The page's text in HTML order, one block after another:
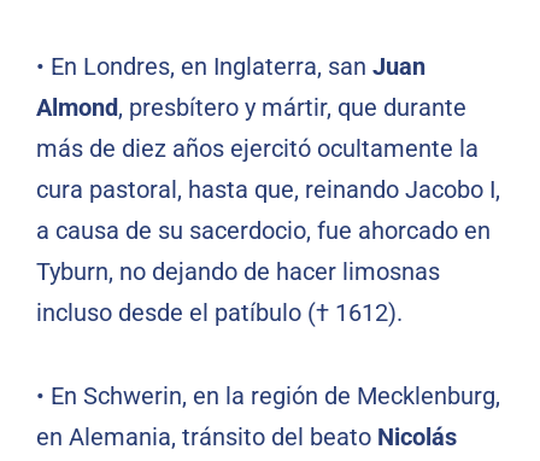
• En Londres, en Inglaterra, san Juan
Almond, presbítero y mártir, que durante
más de diez años ejercitó ocultamente la
cura pastoral, hasta que, reinando Jacobo I,
a causa de su sacerdocio, fue ahorcado en
Tyburn, no dejando de hacer limosnas
incluso desde el patíbulo († 1612).
• En Schwerin, en la región de Mecklenburg,
en Alemania, tránsito del beato Nicolás